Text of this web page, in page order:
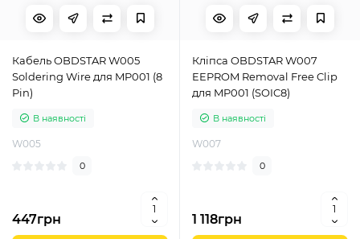
Кабель OBDSTAR W005
Soldering Wire для MP001 (8
Pin)
В наявності
W005
0
447грн
Кліпса OBDSTAR W007
EEPROM Removal Free Clip
для MP001 (SOIC8)
В наявності
W007
0
1 118грн